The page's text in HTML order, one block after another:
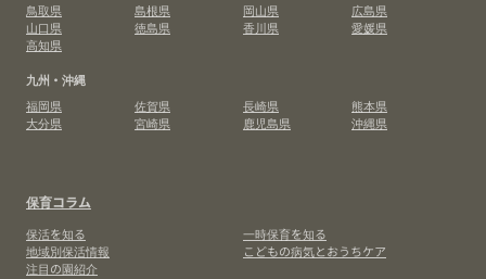
鳥取県
島根県 岡山県
広島県
山口県
徳島県 香川県
愛媛県
高知県
九州・沖縄
福岡県
佐賀県 長崎県
熊本県
大分県
宮崎県 鹿児島県 沖縄県
保育コラム
保活を知る
一時保育を知る
地域別保活情報
こどもの病気とおうちケア
注目の園紹介